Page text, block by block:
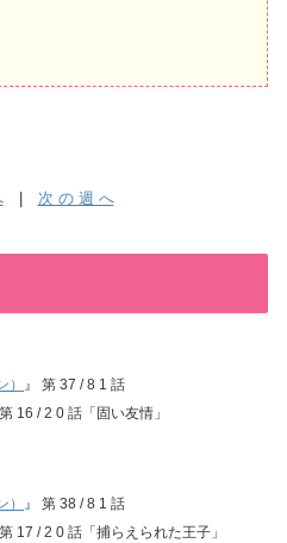
| 次 の 週 へ
』 第 37 / 8 1 話
16 / 2 0 話「固い友情」
』 第 38 / 8 1 話
17 / 2 0 話「捕らえられた王子」